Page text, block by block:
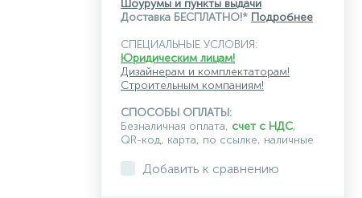
Шоурумы и пункты выдачи
Доставка БЕСПЛАТНО!* Подробнее
СПЕЦИАЛЬНЫЕ УСЛОВИЯ:
Юридическим лицам!
Дизайнерам и комплектаторам!
Строительным компаниям!
СПОСОБЫ ОПЛАТЫ:
Безналичная оплата, счет с НДС,
QR-код, карта, по ссылке, наличные
Добавить к сравнению